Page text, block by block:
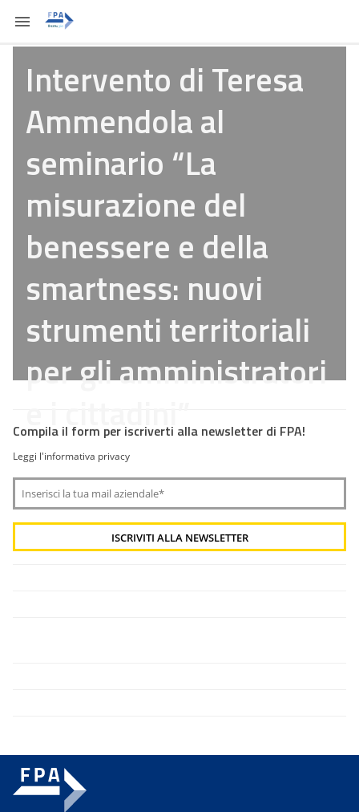
Intervento di Teresa
Ammendola al
seminario “La
misurazione del
benessere e della
smartness: nuovi
strumenti territoriali
per gli amministratori
e i cittadini”
Compila il form per iscriverti alla newsletter di FPA!
Leggi l'informativa privacy